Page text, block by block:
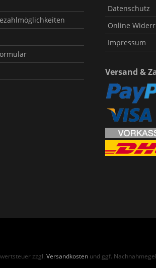
Datenschutz
Online
Impressum
Versand &
zzgl. Versandkostenund ggf.